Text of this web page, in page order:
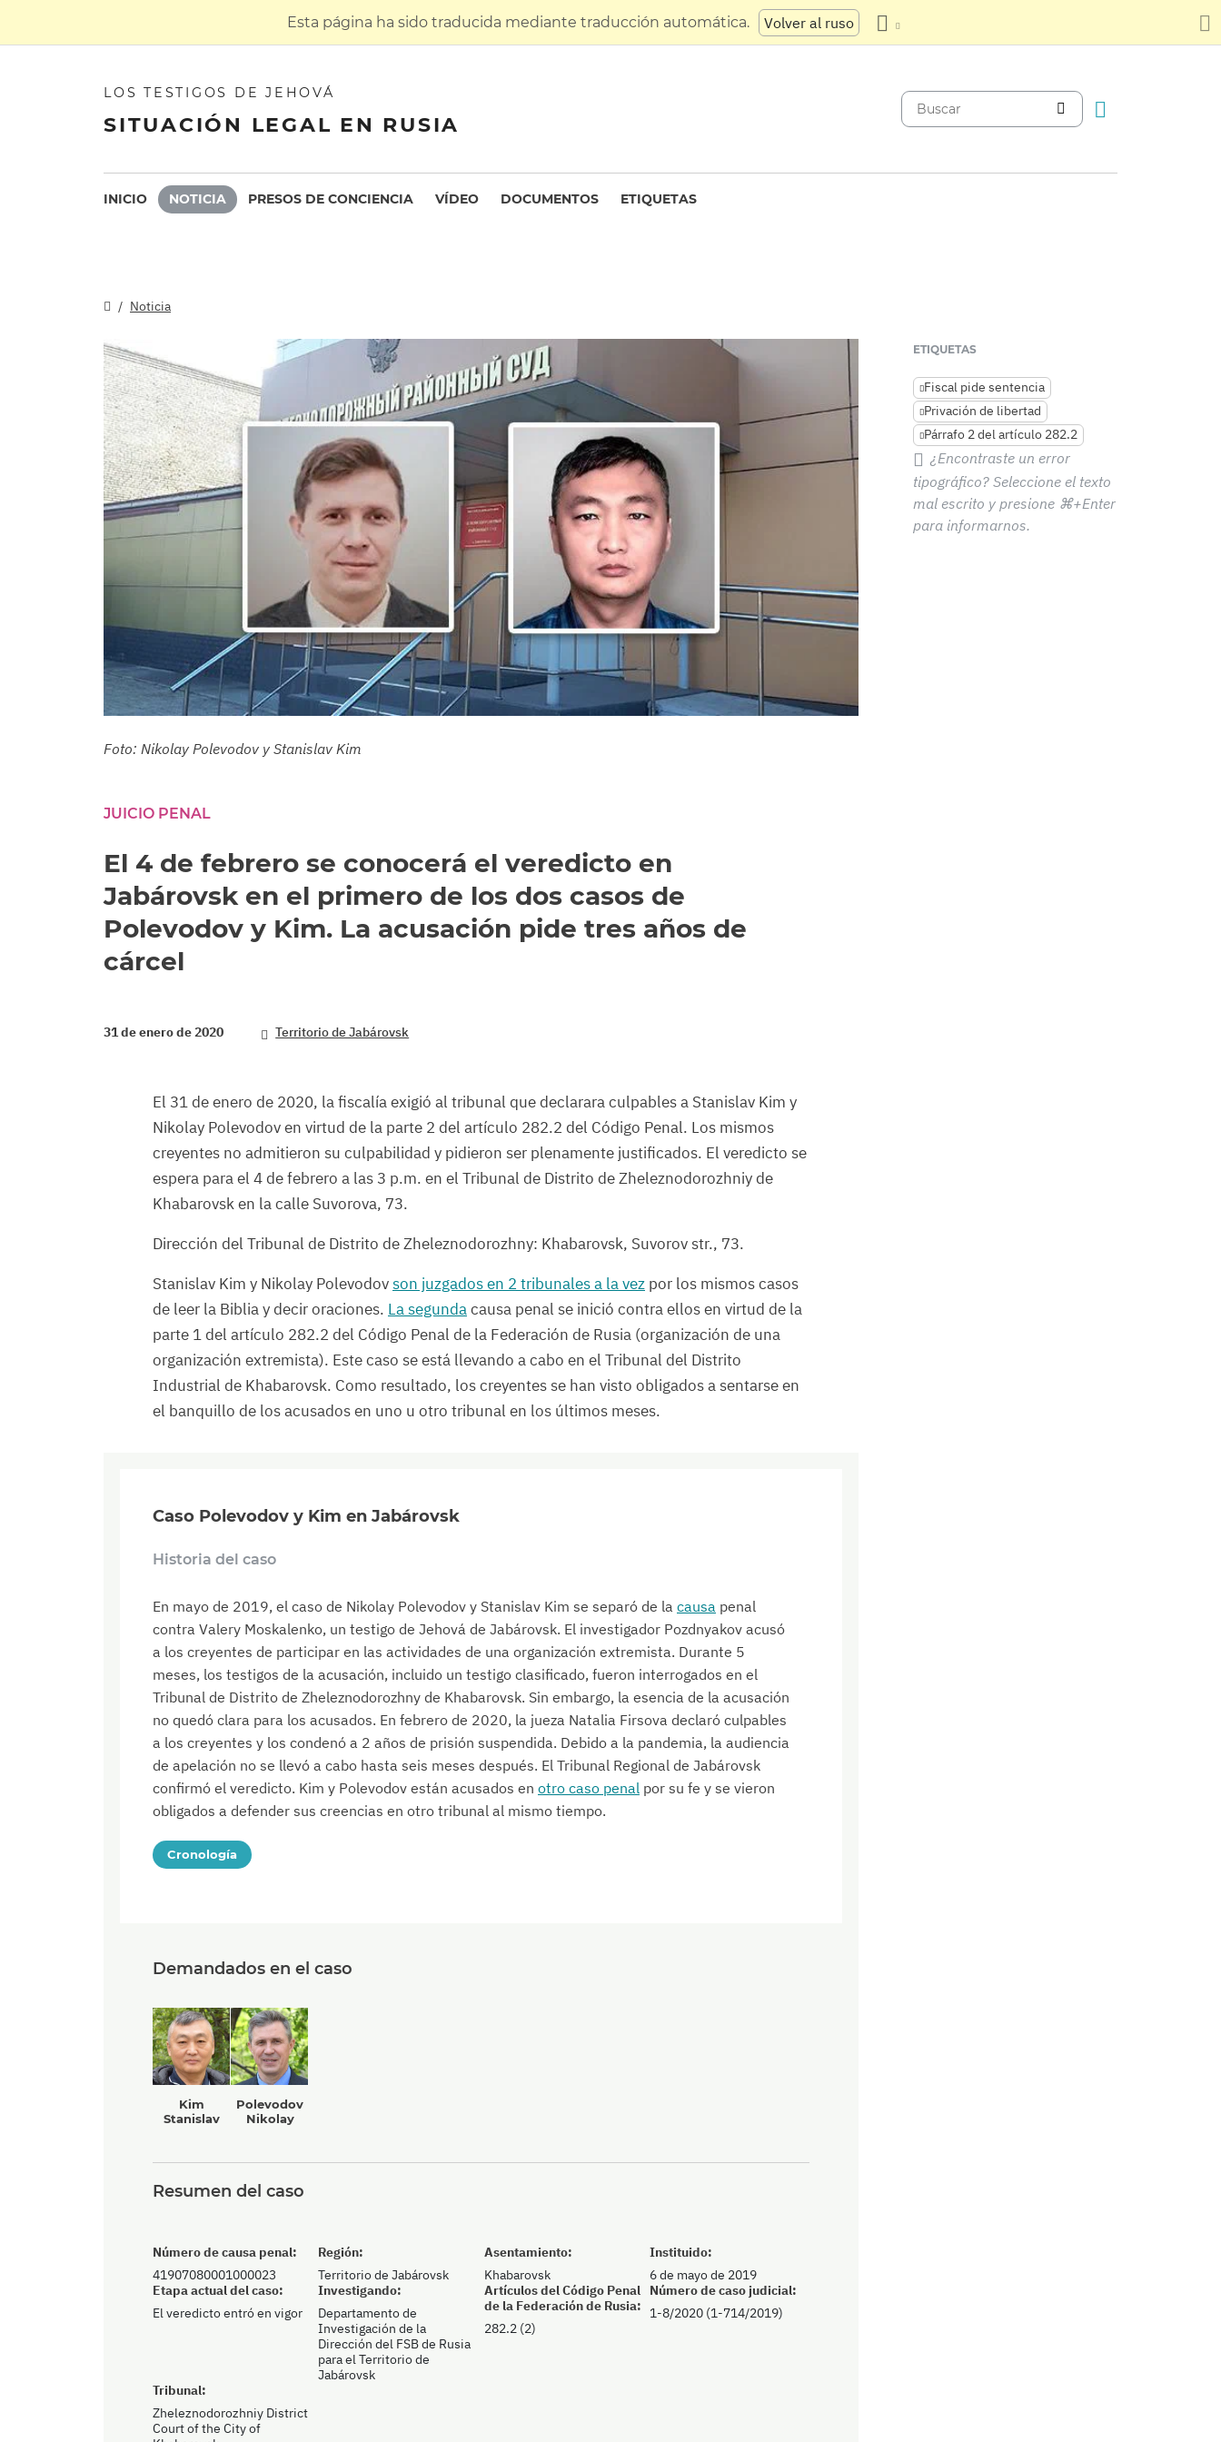
Esta página ha sido traducida mediante traducción automática. Volver al ruso
LOS TESTIGOS DE JEHOVÁ
SITUACIÓN LEGAL EN RUSIA
INICIO NOTICIA PRESOS DE CONCIENCIA VÍDEO DOCUMENTOS ETIQUETAS
Noticia
Foto: Nikolay Polevodov y Stanislav Kim
JUICIO PENAL
El 4 de febrero se conocerá el veredicto en
Jabárovsk en el primero de los dos casos de
Polevodov y Kim. La acusación pide tres años de
cárcel
31 de enero de 2020 Territorio de Jabárovsk
El 31 de enero de 2020, la fiscalía exigió al tribunal que declarara culpables a Stanislav Kim y
Nikolay Polevodov en virtud de la parte 2 del artículo 282.2 del Código Penal. Los mismos
creyentes no admitieron su culpabilidad y pidieron ser plenamente justificados. El veredicto se
espera para el 4 de febrero a las 3 p.m. en el Tribunal de Distrito de Zheleznodorozhniy de
Khabarovsk en la calle Suvorova, 73.
Dirección del Tribunal de Distrito de Zheleznodorozhny: Khabarovsk, Suvorov str., 73.
Stanislav Kim y Nikolay Polevodovson juzgados en 2 tribunales a la vez por los mismos casos
de leer la Biblia y decir oraciones. La segundacausa penal se inició contra ellos en virtud de la
parte 1 del artículo 282.2 del Código Penal de la Federación de Rusia (organización de una
organización extremista). Este caso se está llevando a cabo en el Tribunal del Distrito
Industrial de Khabarovsk. Como resultado, los creyentes se han visto obligados a sentarse en
el banquillo de los acusados en uno u otro tribunal en los últimos meses.
ETIQUETAS
Fiscal pide sentencia
Privación de libertad
Párrafo 2 del artículo 282.2
¿Encontraste un error
tipográfico? Seleccione el texto
mal escrito y presione ⌘+Enter
para informarnos.
Caso Polevodov y Kim en Jabárovsk
Historia del caso
En mayo de 2019, el caso de Nikolay Polevodov y Stanislav Kim se separó de la causa penal
contra Valery Moskalenko, un testigo de Jehová de Jabárovsk. El investigador Pozdnyakov acusó
a los creyentes de participar en las actividades de una organización extremista. Durante 5
meses, los testigos de la acusación, incluido un testigo clasificado, fueron interrogados en el
Tribunal de Distrito de Zheleznodorozhny de Khabarovsk. Sin embargo, la esencia de la acusación
no quedó clara para los acusados. En febrero de 2020, la jueza Natalia Firsova declaró culpables
a los creyentes y los condenó a 2 años de prisión suspendida. Debido a la pandemia, la audiencia
de apelación no se llevó a cabo hasta seis meses después. El Tribunal Regional de Jabárovsk
confirmó el veredicto. Kim y Polevodov están acusados en otro caso penal por su fe y se vieron
obligados a defender sus creencias en otro tribunal al mismo tiempo.
Cronología
Demandados en el caso
Kim
Stanislav
Polevodov
Nikolay
Resumen del caso
Región:
Territorio de Jabárovsk
Asentamiento:
Khabarovsk
Número de causa penal:
41907080001000023
Instituido:
6 de mayo de 2019
Etapa actual del caso:
El veredicto entró en vigor
Investigando:
Departamento de
Investigación de la
Dirección del FSB de Rusia
para el Territorio de
Jabárovsk
Artículos del Código Penal
de la Federación de Rusia:
282.2 (2)
Número de caso judicial:
1-8/2020 (1-714/2019)
Tribunal:
Zheleznodorozhniy District
Court of the City of